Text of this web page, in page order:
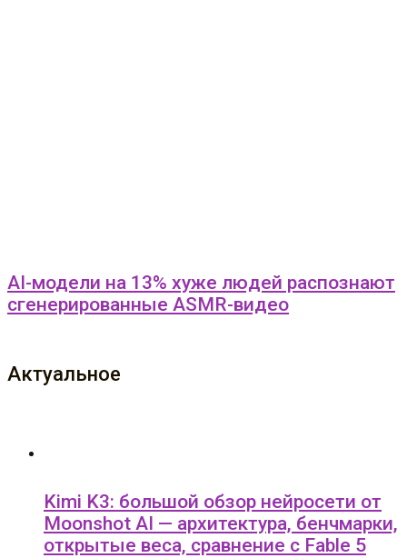
AI-модели на 13% хуже людей распознают
сгенерированные ASMR-видео
Актуальное
Kimi K3: большой обзор нейросети от
Moonshot AI — архитектура, бенчмарки,
открытые веса, сравнение с Fable 5